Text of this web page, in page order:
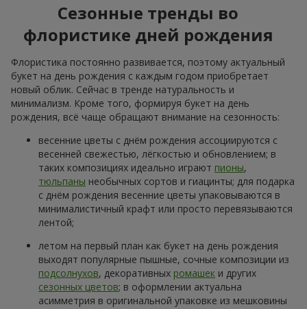
Сезонные тренды во
флористике дней рождения
Флористика постоянно развивается, поэтому актуальный
букет на день рождения с каждым годом приобретает
новый облик. Сейчас в тренде натуральность и
минимализм. Кроме того, формируя букет на день
рождения, всё чаще обращают внимание на сезонность:
весенние цветы с днём рождения ассоциируются с
весенней свежестью, лёгкостью и обновлением; в
таких композициях идеально играют пионы,
тюльпаны необычных сортов и гиацинты; для подарка
с днём рождения весенние цветы упаковываются в
минималистичный крафт или просто перевязываются
лентой;
летом на первый план как букет на день рождения
выходят популярные пышные, сочные композиции из
подсолнухов, декоративных ромашек и других
сезонных цветов; в оформлении актуальна
асимметрия в оригинальной упаковке из мешковины